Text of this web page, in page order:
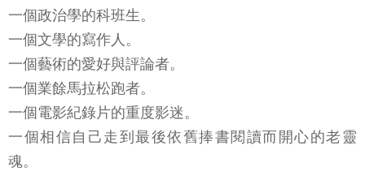
一個政治學的科班生。
一個文學的寫作人。
一個藝術的愛好與評論者。
一個業餘馬拉松跑者。
一個電影紀錄片的重度影迷。
一個相信自己走到最後依舊捧書閱讀而開心的老靈
魂。